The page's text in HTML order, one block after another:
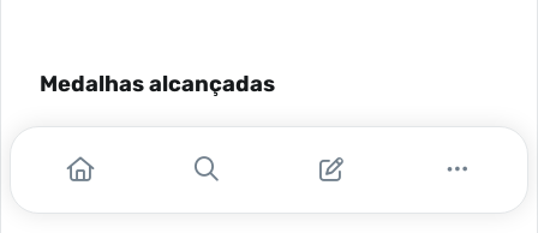
Medalhas alcançadas
Nenhuma medalha encontrada